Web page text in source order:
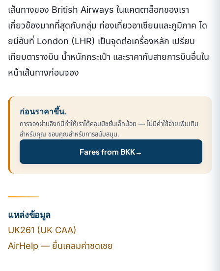
เส้นทางของ British Airways ในแคตตาล็อกของเรา
เกี่ยวข้องมากที่สุดกับกลุ่ม ท่องเที่ยวอาเซียนและภูมิภาค โด
ยมีฮับที่ London (LHR) เป็นจุดต่อเครื่องหลัก เปรียบ
เทียบตารางบิน น้ำหนักกระเป๋า และราคากับสายการบินอื่นใน
หน้าเส้นทางก่อนจอง
ก่อนราคาขึ้น.
การจองผ่านลิงก์นี้ทำให้เราได้คอมมิชชั่นเล็กน้อย — ไม่มีค่าใช้จ่ายเพิ่มเติม
สำหรับคุณ ขอบคุณสำหรับการสนับสนุน.
Fares from BKK→
แหล่งข้อมูล
UK261 (UK CAA)
AirHelp — ยื่นเคลมค่าชดเชย